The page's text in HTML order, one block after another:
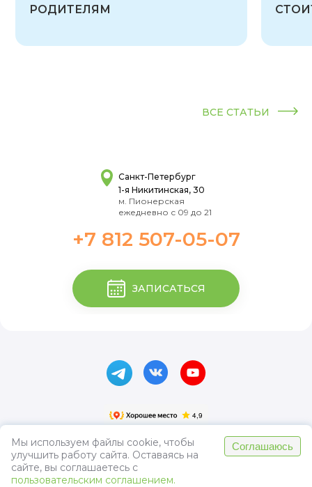
РОДИТЕЛЯМ
ВСЕ СТАТЬИ
Санкт-Петербург
1-я Никитинская, 30
м. Пионерская
ежедневно с 09 до 21
+7 812 507-05-07
ЗАПИСАТЬСЯ
Пользовательское соглашение
Политика конфиденциальности
Мы используем файлы cookie, чтобы
улучшить работу сайта. Оставаясь на
сайте, вы соглашаетесь с
пользовательским соглашением.
Соглашаюсь